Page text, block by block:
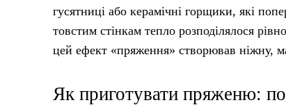
гусятниці або керамічні горщики, які
товстим стінкам тепло розподілялося
цей ефект «пряження» створював ніжну,
Як приготувати пряженю: